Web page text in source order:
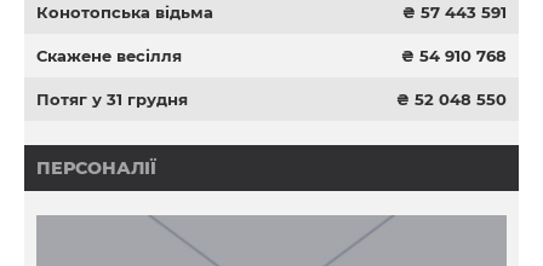
Конотопська відьма ₴ 57 443 591
Скажене весілля ₴ 54 910 768
Потяг у 31 грудня ₴ 52 048 550
ПЕРСОНАЛІЇ